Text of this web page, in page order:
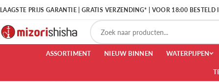
LAAGSTE PRIJS GARANTIE | GRATIS VERZENDING* | VOOR 18:00
ASSORTIMENT NIEUW BINNEN WATERPIJPEN